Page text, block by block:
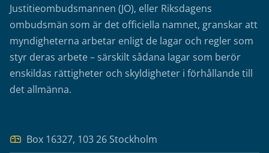
Justitieombudsmannen (JO), eller Riksdagens
ombudsmän som är det officiella namnet, granskar att
myndigheterna arbetar enligt de lagar och regler som
styr deras arbete – särskilt sådana lagar som berör
enskildas rättigheter och skyldigheter i förhållande till
det allmänna.
Box 16327, 103 26 Stockholm